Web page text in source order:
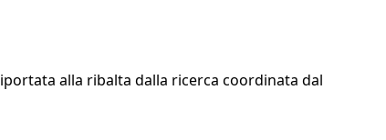
alla ribalta dalla ricerca coordinata dal